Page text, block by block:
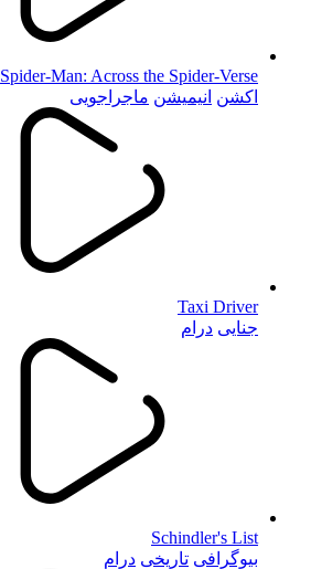
Spider-Man: Across the Spider-Verse
اکشن انیمیشن ماجراجویی
Taxi Driver
جنایی درام
Schindler's List
بیوگرافی تاریخی درام